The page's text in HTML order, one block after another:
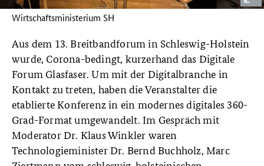
Wirtschaftsministerium SH
Aus dem 13. Breitbandforum in Schleswig-Holstein
wurde, Corona-bedingt, kurzerhand das Digitale
Forum Glasfaser. Um mit der Digitalbranche in
Kontakt zu treten, haben die Veranstalter die
etablierte Konferenz in ein modernes digitales 360-
Grad-Format umgewandelt. Im Gespräch mit
Moderator Dr. Klaus Winkler waren
Technologieminister Dr. Bernd Buchholz, Marc